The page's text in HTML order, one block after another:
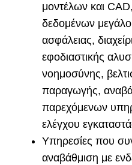
μοντέλων και
δεδομένων
ασφάλειας,
εφοδιαστικής
νοημοσύνης,
παραγωγής,
παρεχόμενων
ελέγχου
Υπηρεσίες που
αναβάθμιση με